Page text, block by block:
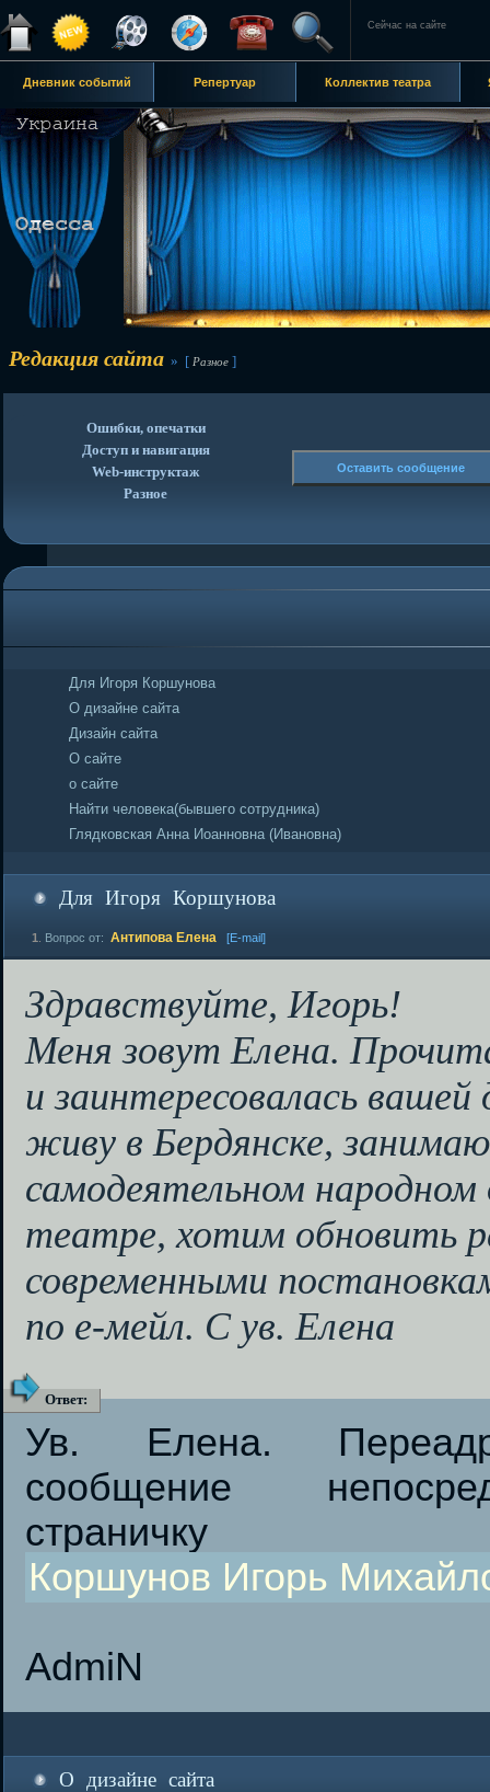
Сейчас на сайте
Дневник событий Репертуар Коллектив театра
Редакция сайта » [ Разное ]
Ошибки, опечатки
Доступ и навигация
Web-инструктаж
Разное
Оставить сообщение
Для Игоря Коршунова
О дизайне сайта
Дизайн сайта
О сайте
о сайте
Найти человека(бывшего сотрудника)
Глядковская Анна Иоанновна (Ивановна)
Для Игоря Коршунова
1 Вопрос от: Антипова Елена [E-mail]
Здравствуйте, Игорь!
Меня зовут Елена.
и заинтересовалась
живу в Бердянске,
самодеятельном
театре, хотим обновить
современными
по е-мейл. С ув. Елена
Ответ:
Ув. Елена.
сообщение
страничку
Коршунов Игорь
AdmiN
О дизайне сайта